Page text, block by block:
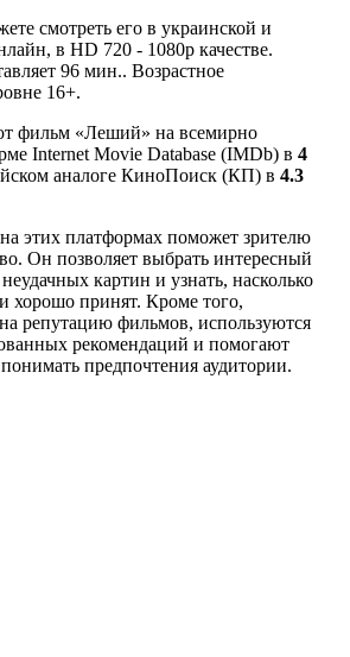
смотреть его в украинской и
в HD 720 - 1080p качестве.
96 мин.. Возрастное
16+.
фильм «Леший» на всемирно
Internet Movie Database (IMDb) в 4
аналоге КиноПоиск (КП) в 4.3
этих платформах поможет зрителю
Он позволяет выбрать интересный
картин и узнать, насколько
хорошо принят. Кроме того,
репутацию фильмов, используются
рекомендаций и помогают
предпочтения аудитории.